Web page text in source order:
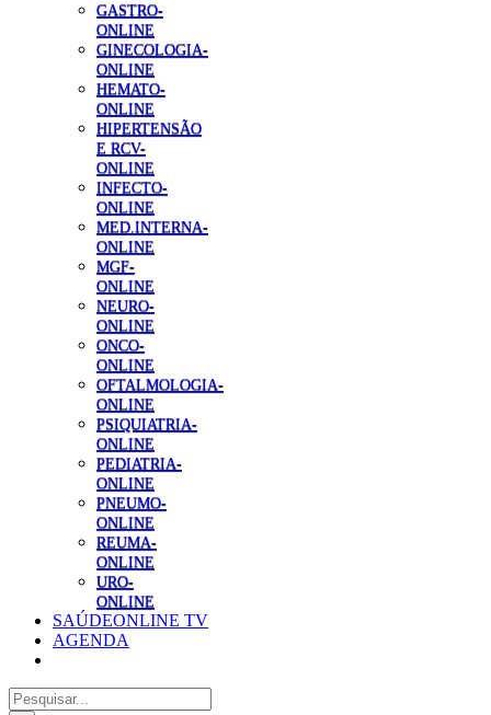
GASTRO-
ONLINE
GINECOLOGIA-
ONLINE
HEMATO-
ONLINE
HIPERTENSÃO
E RCV-
ONLINE
INFECTO-
ONLINE
MED.INTERNA-
ONLINE
MGF-
ONLINE
NEURO-
ONLINE
ONCO-
ONLINE
OFTALMOLOGIA-
ONLINE
PSIQUIATRIA-
ONLINE
PEDIATRIA-
ONLINE
PNEUMO-
ONLINE
REUMA-
ONLINE
URO-
ONLINE
SAÚDEONLINE TV
AGENDA
Pesquisar